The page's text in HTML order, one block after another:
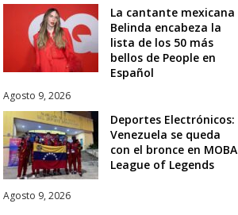
La cantante mexicana
Belinda encabeza la
lista de los 50 más
bellos de People en
Español
Agosto 9, 2026
Deportes Electrónicos:
Venezuela se queda
con el bronce en MOBA
League of Legends
Agosto 9, 2026